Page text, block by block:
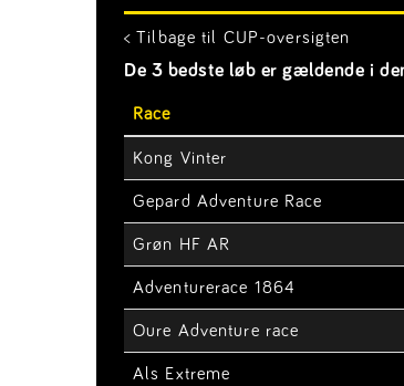
< Tilbage til CUP-oversigten
De 3 bedste løb er gældende i
Race
Kong Vinter
Gepard Adventure Race
Grøn HF AR
Adventurerace 1864
Oure Adventure race
Als Extreme